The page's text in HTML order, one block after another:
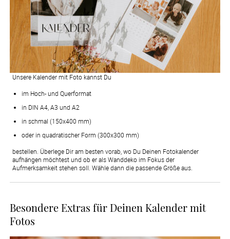
Unsere Kalender mit Foto kannst Du
im Hoch- und Querformat
in DIN A4, A3 und A2
in schmal (150x400 mm)
oder in quadratischer Form (300x300 mm)
bestellen. Überlege Dir am besten vorab, wo Du Deinen Fotokalender
aufhängen möchtest und ob er als Wanddeko im Fokus der
Aufmerksamkeit stehen soll. Wähle dann die passende Größe aus.
Besondere Extras für Deinen Kalender mit
Fotos